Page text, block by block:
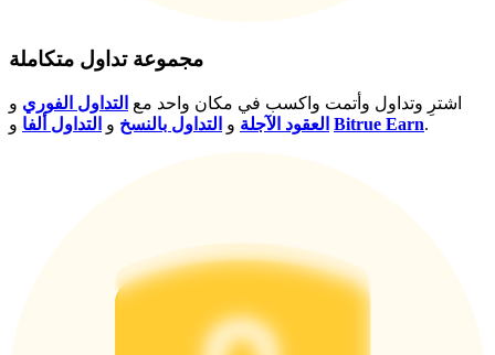
اربح الجوائز والمكافآت الحصرية
مركز المكافآت
مجموعة تداول متكاملة
اشترِ وتداول وأتمت واكسب في مكان واحد مع التداول الفوري و
العقود الآجلة و التداول بالنسخ و التداول ألفا Bitrue Earn.